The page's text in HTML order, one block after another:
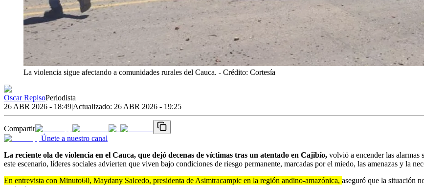
La violencia sigue afectando a comunidades rurales del Cauca. - Crédito: Cortesía
Oscar RepisoPeriodista
26 ABR 2026 - 18:49|Actualizado: 26 ABR 2026 - 19:25
Compartir
Únete a nuestro canal
La reciente ola de violencia en el Cauca, que dejó decenas de víctimas tras un atentado en Cajibío, volvió a encender las alarmas
este escenario, líderes sociales advierten que viven bajo condiciones de riesgo permanente, marcadas por el miedo, las amenazas y la
En entrevista con Minuto60, Maydany Salcedo, presidenta de Asimtracampic en la región andino-amazónica, aseguró que la situación